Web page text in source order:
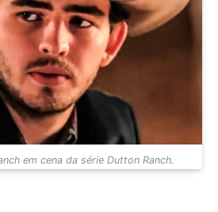
em cena da série Dutton Ranch.